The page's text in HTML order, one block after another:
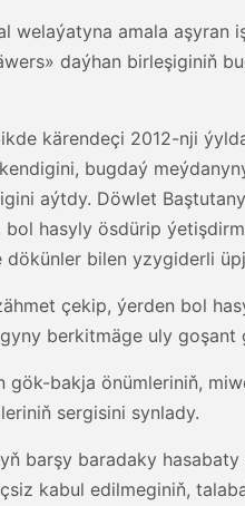
welaýatyna amala
daýhan birleşiginiň
kärendeçi 2012-nji
bugdaý
aýtdy. Döwlet
hasyly ösdürip
bilen yzygiderli
çekip, ýerden bol
berkitmäge uly
bakja önümleriniň,
sergisini synlady.
barşy baradaky
kabul edilmeginiň,